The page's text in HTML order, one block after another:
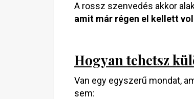
A rossz szenvedés akkor
amit már régen el kellett
Hogyan tehetsz
Van egy egyszerű mondat,
sem: